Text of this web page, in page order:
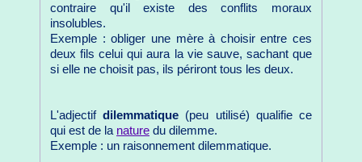
contraire qu'il existe des conflits moraux
insolubles.
Exemple : obliger une mère à choisir entre ces
deux fils celui qui aura la vie sauve, sachant que
si elle ne choisit pas, ils périront tous les deux.
L'adjectifdilemmatique (peu utilisé) qualifie ce
qui est de la nature du dilemme.
Exemple : un raisonnement dilemmatique.